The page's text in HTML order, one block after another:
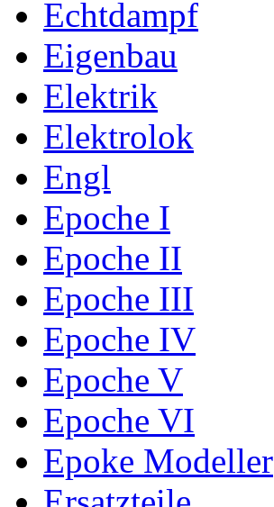
Echtdampf
Eigenbau
Elektrik
Elektrolok
Engl
Epoche I
Epoche II
Epoche III
Epoche IV
Epoche V
Epoche VI
Epoke Modeller